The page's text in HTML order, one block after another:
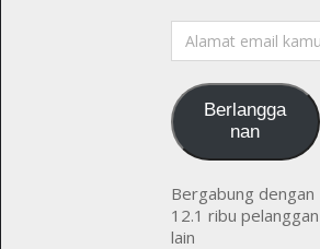
Alamat
email
Berlangga
nan
Bergabung dengan
12.1 ribu pelanggan
lain